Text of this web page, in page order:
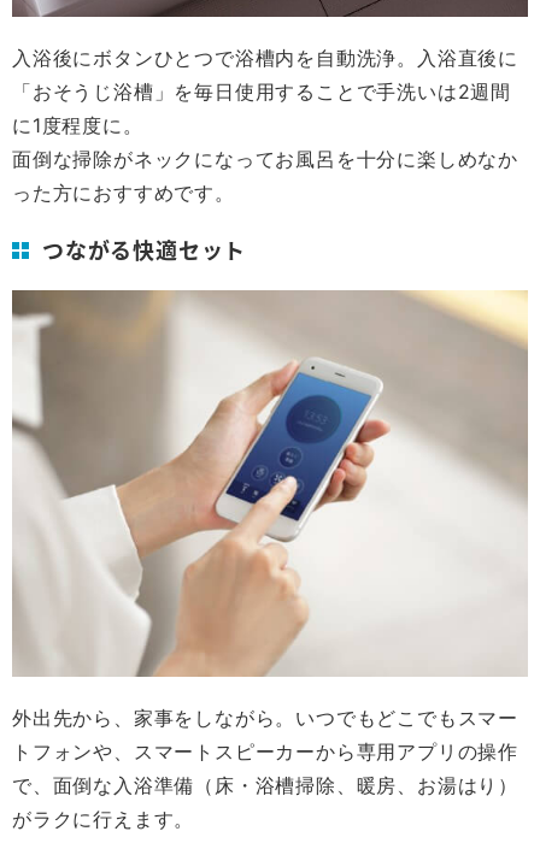
入浴後にボタンひとつで浴槽内を自動洗浄。入浴直後に
「おそうじ浴槽」を毎日使用することで手洗いは2週間
に1度程度に。
面倒な掃除がネックになってお風呂を十分に楽しめなか
った方におすすめです。
つながる快適セット
外出先から、家事をしながら。いつでもどこでもスマー
トフォンや、スマートスピーカーから専用アプリの操作
で、面倒な入浴準備（床・浴槽掃除、暖房、お湯はり）
がラクに行えます。